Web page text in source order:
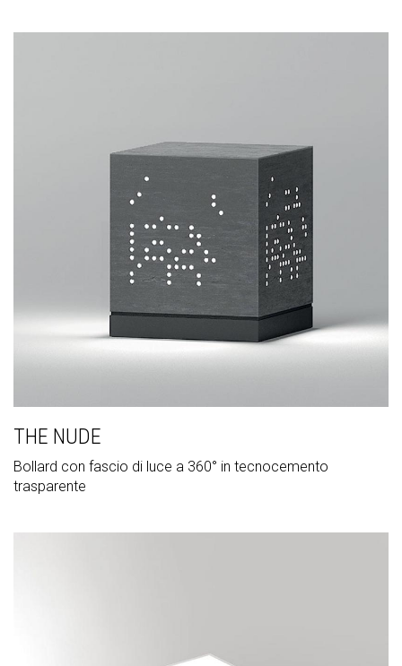
THE NUDE
Bollard con fascio di luce a 360° in tecnocemento
trasparente